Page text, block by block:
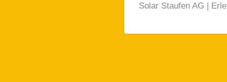
Solar Staufen AG |